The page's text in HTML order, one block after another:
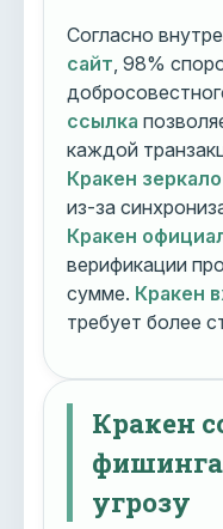
Согласно
сайт , 98%
ссылка
каждой
Кракен зеркало
из-за
Кракен
верификации
сумме. Кракен
требует более
Кракен
угрозу